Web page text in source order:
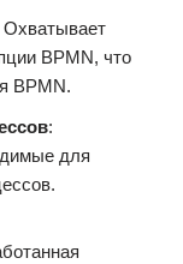
Охватывает
BPMN, что
BPMN.
:
для